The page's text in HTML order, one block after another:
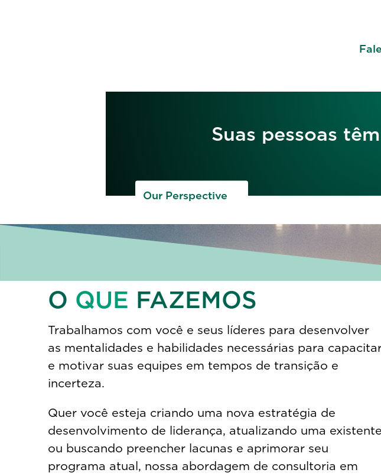
Suas pessoas
Our Perspective
O QUE FAZEMOS
Trabalhamos com você e seus líderes para desenvolver
as mentalidades e habilidades necessárias para
e motivar suas equipes em tempos de transição e
incerteza.
Quer você esteja criando uma nova estratégia de
desenvolvimento de liderança, atualizando uma existente
ou buscando preencher lacunas e aprimorar seu
programa atual, nossa abordagem de consultoria em